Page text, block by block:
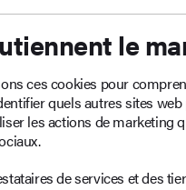
le
ces cookies pour
quels autres sites
les actions de
de services et des